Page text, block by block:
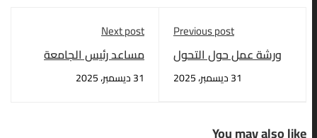
Previous post
ورشة عمل حول التحول
من أنظمة الطاقة
النفطية إلى أنظمة
31 ديسمبر، 2025
Next post
مساعد رئيس الجامعة
للشؤون العلمية يترأس
وفد الجامعة في تونس
31 ديسمبر، 2025
You may also like